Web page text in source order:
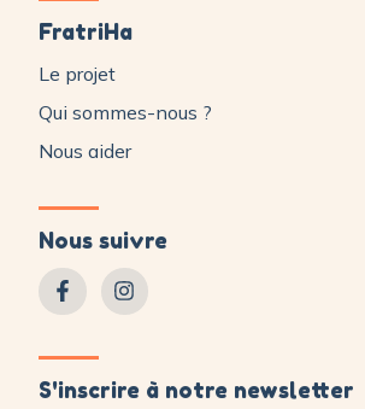
FratriHa
Le projet
Qui sommes-nous ?
Nous aider
Nous suivre
S'inscrire à notre newsletter